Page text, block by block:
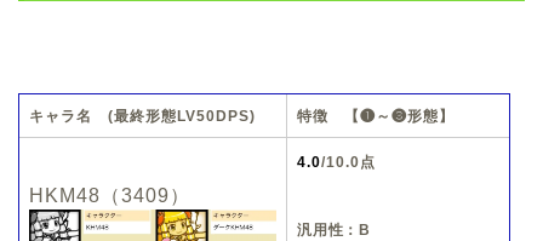
キャラ名 (最終形態LV50DPS) 特徴 【❶～❸形態】
HKM48（3409）
4.0/10.0点
汎用性：B